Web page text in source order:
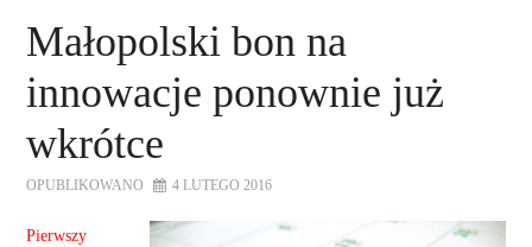
Małopolski bon na
innowacje ponownie już
wkrótce
OPUBLIKOWANO 4 LUTEGO 2016
Pierwszy